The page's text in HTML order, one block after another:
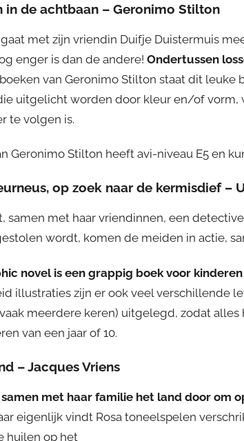
in de achtbaan – Geronimo Stilton
met zijn vriendin Duifje Duistermuis
enger is dan de andere! Ondertussen
van Geronimo Stilton staat dit leuke
uitgelicht worden door kleur en/of vorm,
te volgen is.
Geronimo Stilton heeft avi-niveau E5 en
op zoek naar de kermisdief –
samen met haar vriendinnen, een
wordt, komen de meiden in actie,
novel is een grappig boek voor
illustraties zijn er ook veel verschillende
meerdere keren) uitgelegd, zodat
van een jaar of 10.
– Jacques Vriens
samen met haar familie het land door om
eigenlijk vindt Rosa toneelspelen
huilen op het